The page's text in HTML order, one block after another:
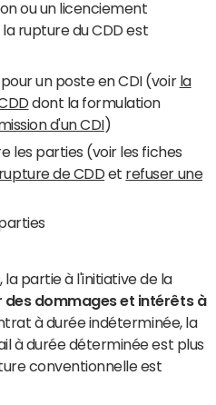
ou un licenciement
la rupture du CDD est
un poste en CDI (voir la
dont la formulation
d'un CDI)
les parties (voir les fiches
de CDD et refuser une
la partie à l'initiative de la
des dommages et intérêts à
à durée indéterminée, la
à durée déterminée est plus
conventionnelle est